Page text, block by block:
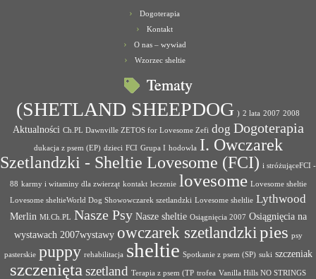
Dogoterapia
Kontakt
O nas – wywiad
Wzorzec sheltie
Tematy
(SHETLAND SHEEPDOG ) 2 lata 2007 2008
Aktualności Ch.PL Dawnville ZETOS for Lovesome Zefi dog Dogoterapia
dukacja z psem (EP) dzieci FCI Grupa I hodowla I. Owczarek
Szetlandzki - Sheltie Lovesome (FCI) i stróżująceFCI -
88 karmy i witaminy dla zwierząt kontakt leczenie lovesome Lovesome sheltie
Lovesome sheltieWorld Dog Showowczarek szetlandzki Lovesome sheltlie Lythwood
Merlin Mł.Ch.PL Nasze Psy Nasze sheltie Osiągnięcia 2007 Osiągnięcia na
wystawach 2007wystawy owczarek szetlandzkipies psy
pasterskie puppy rehabilitacja sheltie Spotkanie z psem (SP) suki szczeniak
szczenięta szetland Terapia z psem (TP trofea Vanilla Hills NO STRINGS